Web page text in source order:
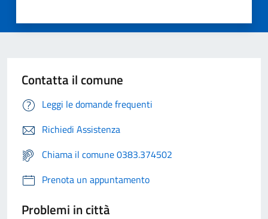
Contatta il comune
Leggi le domande frequenti
Richiedi Assistenza
Chiama il comune 0383.374502
Prenota un appuntamento
Problemi in città